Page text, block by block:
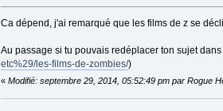
Ca dépend, j'ai remarqué que les films de z se
Au passage si tu pouvais redéplacer ton sujet
etc%29/les-films-de-zombies/)
« Modifié: septembre 29, 2014, 05:52:49 pm par Rogue